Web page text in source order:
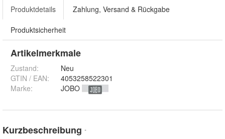
Produktdetails Zahlung, Versand & Rückgabe
Produktsicherheit
Artikelmerkmale
Zustand:
Neu
GTIN / EAN:
4053258522301
Marke:
JOBO
Kurzbeschreibung *